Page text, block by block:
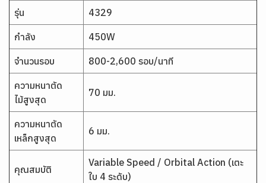
รุ่น 4329
กำลัง 450W
จำนวนรอบ 800-2,600 รอบ/นาที
ความหนาตัด
ไม้สูงสุด
70 มม.
ความหนาตัด
เหล็กสูงสุด
6 มม.
คุณสมบัติ
Variable Speed / Orbital Action (เตะ
ใบ 4 ระดับ)